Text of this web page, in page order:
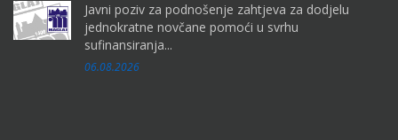
Javni poziv za podnošenje zahtjeva za dodjelu
jednokratne novčane pomoći u svrhu
sufinansiranja...
06.08.2026